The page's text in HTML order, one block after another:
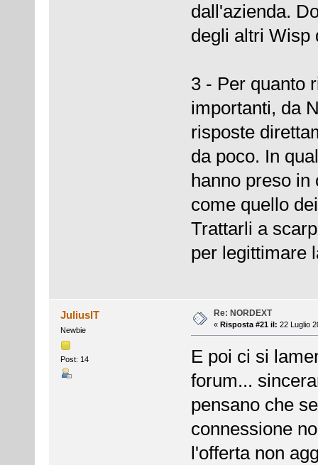
dall'azienda.
degli altri Wisp
3 - Per quanto
importanti, da
risposte
da poco. In
hanno preso in
come quello
Trattarli a
per legittimare
JuliusIT
Newbie
Post: 14
Re: NORDEXT
« Risposta #21 il: 22 Luglio
E poi ci si
forum...
pensano che
connessione
l'offerta non